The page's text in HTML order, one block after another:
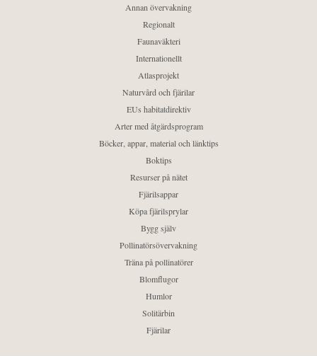
Annan övervakning
Regionalt
Faunaväkteri
Internationellt
Atlasprojekt
Naturvård och fjärilar
EUs habitatdirektiv
Arter med åtgärdsprogram
Böcker, appar, material och länktips
Boktips
Resurser på nätet
Fjärilsappar
Köpa fjärilsprylar
Bygg själv
Pollinatörsövervakning
Träna på pollinatörer
Blomflugor
Humlor
Solitärbin
Fjärilar